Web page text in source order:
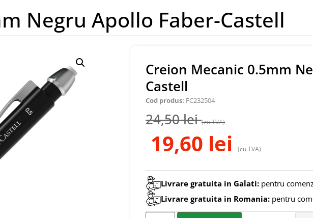
Negru Apollo Faber-Castell
Creion Mecanic 0.5mm
Castell
Cod produs: FC232504
24,50lei (cu TVA)
19,60 lei (cu TVA)
Livrare gratuita in Galati: pentru
Livrare gratuita in Romania: pentru